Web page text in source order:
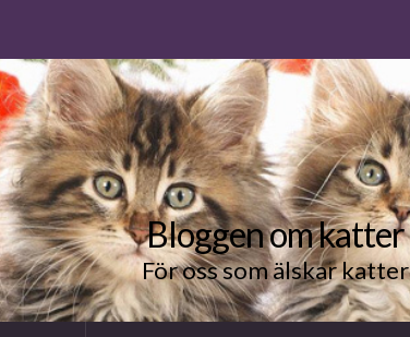
Bloggen om katter
För oss som älskar katter